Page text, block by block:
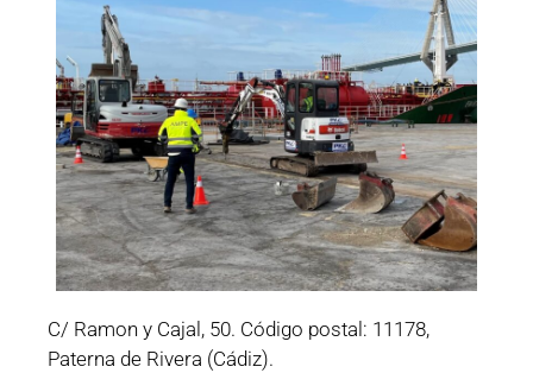
C/ Ramon y Cajal, 50. Código postal: 11178,
Paterna de Rivera (Cádiz).